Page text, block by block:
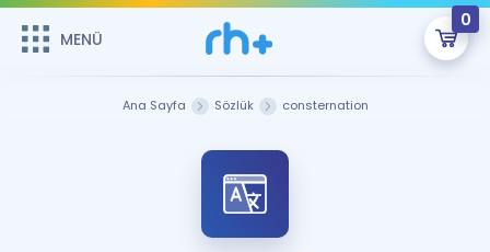
MENÜ
0
Sepetin Şu An Boş.
Remzi Hoca ile seni sınava hazırlayacak onlarca eğitim seni
bekliyor!
MENÜ
Ana Sayfa Sözlük consternation